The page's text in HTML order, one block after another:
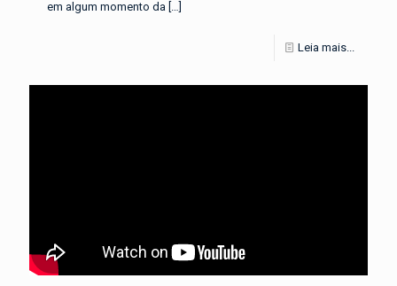
em algum momento da
Leia mais...